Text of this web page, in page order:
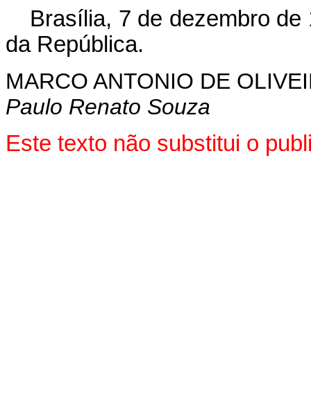
Brasília, 7 de dezembro de
da República.
MARCO ANTONIO DE
Paulo Renato Souza
Este texto não substitui o